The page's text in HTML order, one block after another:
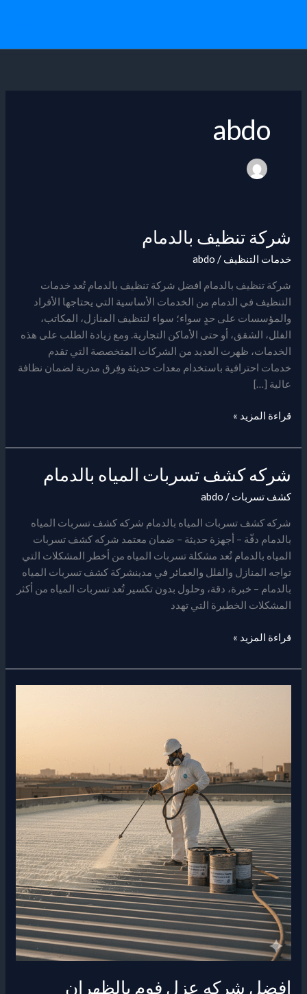
abdo
شركة تنظيف بالدمام
خدمات التنظيف /
abdo
شركة تنظيف بالدمام افضل شركة تنظيف بالدمام تُعد خدمات
التنظيف في الدمام من الخدمات الأساسية التي يحتاجها الأفراد
والمؤسسات على حدٍ سواء؛ سواء لتنظيف المنازل، المكاتب،
الفلل، الشقق، أو حتى الأماكن التجارية. ومع زيادة الطلب على هذه
الخدمات، ظهرت العديد من الشركات المتخصصة التي تقدم
خدمات احترافية باستخدام معدات حديثة وفِرق مدربة لضمان نظافة
عالية […]
شركة
تنظيف
بالدمام
قراءة المزيد »
شركه كشف تسربات المياه بالدمام
كشف تسربات /
abdo
شركه كشف تسربات المياه بالدمام شركه كشف تسربات المياه
بالدمام دقّة – أجهزة حديثة – ضمان معتمد شركه كشف تسربات
المياه بالدمام تُعد مشكلة تسربات المياه من أخطر المشكلات التي
تواجه المنازل والفلل والعمائر في مدينشركة كشف تسربات المياه
بالدمام – خبرة، دقة، وحلول بدون تكسير تُعد تسربات المياه من أكثر
المشكلات الخطيرة التي تهدد
شركه
كشف
تسربات
المياه
بالدمام
قراءة المزيد »
افضل شركه عزل فوم بالظهران
بالظهران